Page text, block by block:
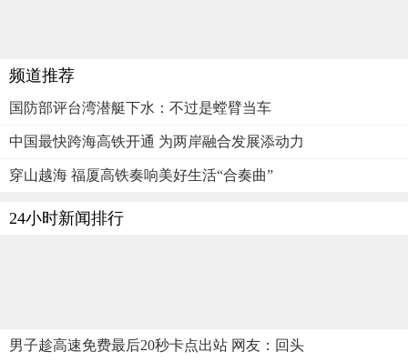
频道推荐
国防部评台湾潜艇下水：不过是螳臂当车
中国最快跨海高铁开通 为两岸融合发展添动力
穿山越海 福厦高铁奏响美好生活“合奏曲”
24小时新闻排行
男子趁高速免费最后20秒卡点出站 网友：回头